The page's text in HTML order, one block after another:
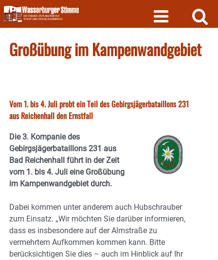
Skip
to
content
Großübung im Kampenwandgebiet
Vom 1. bis 4. Juli probt ein Teil des Gebirgsjägerbataillons 231
aus Reichenhall den Ernstfall
Die 3. Kompanie des
Gebirgsjägerbataillons 231 aus
Bad Reichenhall führt in der Zeit
vom 1. bis 4. Juli eine Großübung
im Kampenwandgebiet durch.
Dabei kommen unter anderem auch Hubschrauber
zum Einsatz. „Wir möchten Sie darüber informieren,
dass es insbesondere auf der Almstraße zu
vermehrtem Aufkommen kommen kann. Bitte
berücksichtigen Sie dies – auch im Hinblick auf Ihr